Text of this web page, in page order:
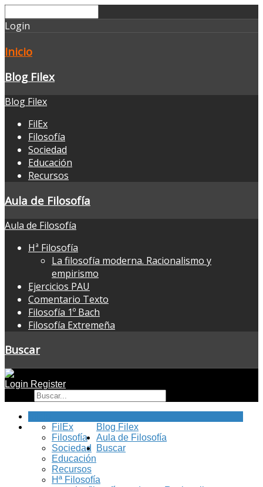
Login
Inicio
Blog Filex
Blog Filex
FilEx
Filosofía
Sociedad
Educación
Recursos
Aula de Filosofía
Aula de Filosofía
Hª Filosofía
La filosofía moderna. Racionalismo y
empirismo
Ejercicios PAU
Comentario Texto
Filosofía 1º Bach
Filosofía Extremeña
Buscar
Login Register
Blog Filex
FilEx
Filosofía
Sociedad
Educación
Recursos
Aula de Filosofía
Hª Filosofía
Buscar